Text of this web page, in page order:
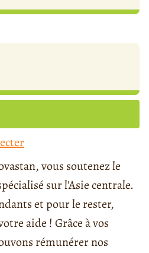
vous soutenez le
sur l'Asie centrale.
et pour le rester,
aide ! Grâce à vos
rémunérer nos